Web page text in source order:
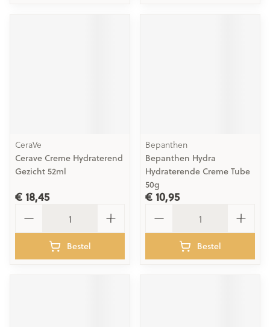
CeraVe
Cerave Creme Hydraterend
Gezicht 52ml
€ 18,45
Bestel
Bepanthen
Bepanthen Hydra
Hydraterende Creme Tube
50g
€ 10,95
Bestel